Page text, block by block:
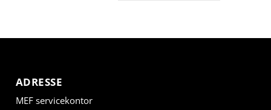
ADRESSE
MEF servicekontor